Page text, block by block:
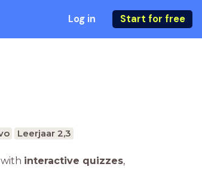
Log in Start for free
Leerjaar 2,3
with interactive quizzes,